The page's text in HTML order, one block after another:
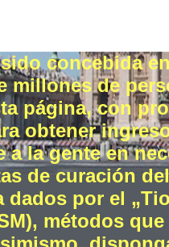
concebida
millones de
página, con
obtener
a la gente en
de curación
por el
métodos